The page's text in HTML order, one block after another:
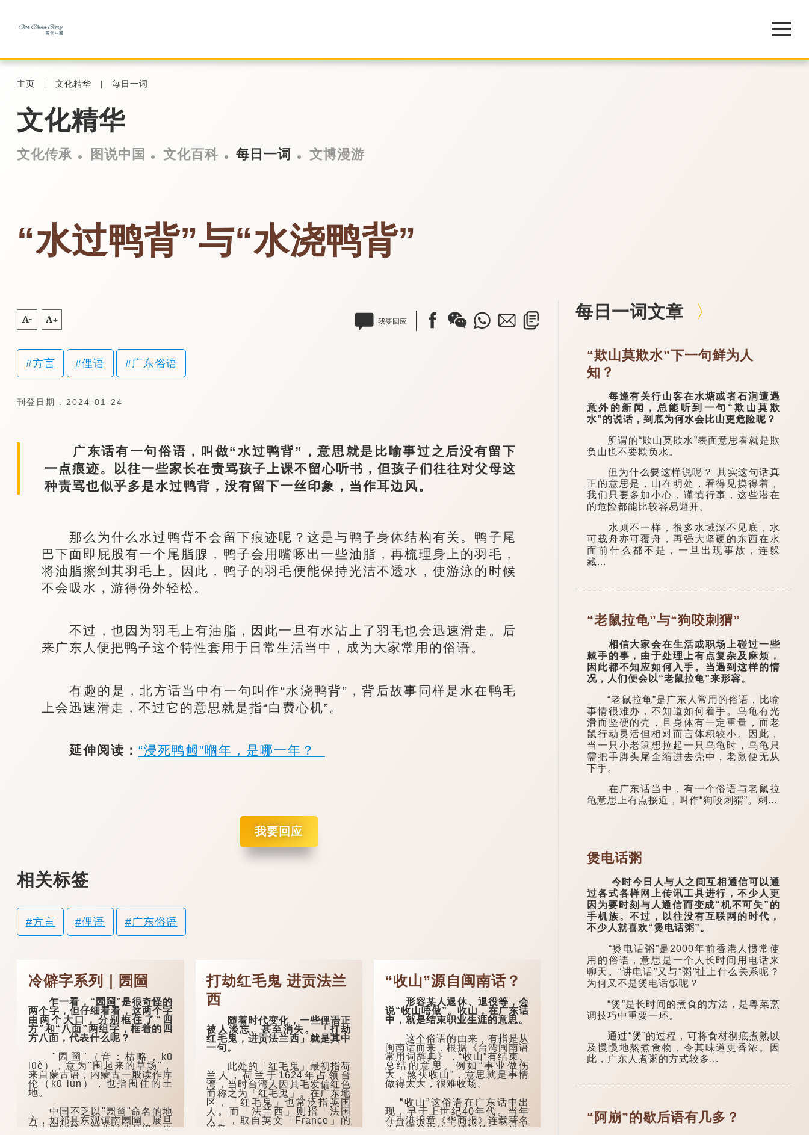
主页 文化精华 每日一词
文化精华
文化传承 图说中国 文化百科 每日一词 文博漫游
“水过鸭背”与“水浇鸭背”
A- A+ 我要回应
方言 俚语 广东俗语
刊登日期 : 2024-01-24
广东话有一句俗语，叫做“水过鸭背”，意思就是比喻事过之后没有留下
一点痕迹。以往一些家长在责骂孩子上课不留心听书，但孩子们往往对父母这
种责骂也似乎多是水过鸭背，没有留下一丝印象，当作耳边风。
那么为什么水过鸭背不会留下痕迹呢？这是与鸭子身体结构有关。鸭子尾
巴下面即屁股有一个尾脂腺，鸭子会用嘴啄出一些油脂，再梳理身上的羽毛，
将油脂擦到其羽毛上。因此，鸭子的羽毛便能保持光洁不透水，使游泳的时候
不会吸水，游得份外轻松。
不过，也因为羽毛上有油脂，因此一旦有水沾上了羽毛也会迅速滑走。后
来广东人便把鸭子这个特性套用于日常生活当中，成为大家常用的俗语。
有趣的是，北方话当中有一句叫作“水浇鸭背”，背后故事同样是水在鸭毛
上会迅速滑走，不过它的意思就是指“白费心机”。
延伸阅读： “浸死鸭乸”嗰年，是哪一年？
我要回应
相关标签
方言 俚语 广东俗语
冷僻字系列｜圐圙
乍一看，“圐圙”是很奇怪的
两个字，但仔细看看，这两个字
由两个大口，分别框住了“四
方”和“八面”两组字，框着的四
方八面，代表什么呢？
"圐圙"（音：枯略，kū
lüè），意为"围起来的草场"，
来自蒙古语，内蒙古一般读作库
伦（kū lun），也指围住的土
地。
中国不乏以"圐圙"命名的地
方，如祁县东观镇南圐圙、展旦
召大圐圙等；河北张北县境内也
打劫红毛鬼 进贡法兰
西
随着时代变化，一些俚语正
被人淡忘、甚至消失。 「打劫
红毛鬼，进贡法兰西」就是其中
一句。
此处的「红毛鬼」最初指荷
兰人，荷兰于1624年占领台
湾，当时台湾人因其毛发偏红色
而称之为「红毛鬼」。在广东地
区，「红毛鬼」也常泛指英国
人。而「法兰西」则指「法国
人」，取自英文「France」的
译音。
“收山”源自闽南话？
形容某人退休、退役等，会
说“收山唔做”。收山，在广东话
中，就是结束职业生涯的意思。
这个俗语的由来，有指是从
闽南话而来，根据《台湾闽南语
常用词辞典》，“收山”有结束、
总结的意思。例如“事业做伤
大，煞袂收山”，意思就是事情
做得太大，很难收场。
“收山”这俗语在广东话中出
现，早于上世纪40年代。当年
在香港报章《华商报》连载著名
作家黄谷柳的《虾球传》，当中
每日一词文章
“欺山莫欺水”下一句鲜为人
知？
每逢有关行山客在水塘或者石涧遭遇
意外的新闻，总能听到一句“欺山莫欺
水”的说话，到底为何水会比山更危险呢？
所谓的“欺山莫欺水”表面意思看就是欺
负山也不要欺负水。
但为什么要这样说呢？ 其实这句话真
正的意思是，山在明处，看得见摸得着，
我们只要多加小心，谨慎行事，这些潜在
的危险都能比较容易避开。
水则不一样，很多水域深不见底，水
可载舟亦可覆舟，再强大坚硬的东西在水
面前什么都不是，一旦出现事故，连躲
藏...
“老鼠拉龟”与“狗咬刺猬”
相信大家会在生活或职场上碰过一些
棘手的事，由于处理上有点复杂及麻烦，
因此都不知应如何入手。当遇到这样的情
况，人们便会以“老鼠拉龟”来形容。
“老鼠拉龟”是广东人常用的俗语，比喻
事情很难办，不知道如何着手。乌龟有光
滑而坚硬的壳，且身体有一定重量，而老
鼠行动灵活但相对而言体积较小。因此，
当一只小老鼠想拉起一只乌龟时，乌龟只
需把手脚头尾全缩进去壳中，老鼠便无从
下手。
在广东话当中，有一个俗语与老鼠拉
龟意思上有点接近，叫作“狗咬刺猬”。刺...
煲电话粥
今时今日人与人之间互相通信可以通
过各式各样网上传讯工具进行，不少人更
因为要时刻与人通信而变成“机不可失”的
手机族。不过，以往没有互联网的时代，
不少人就喜欢“煲电话粥”。
“煲电话粥”是2000年前香港人惯常使
用的俗语，意思是一个人长时间用电话来
聊天。“讲电话”又与“粥”扯上什么关系呢？
为何又不是煲电话饭呢？
“煲”是长时间的煮食的方法，是粤菜烹
调技巧中重要一环。
通过“煲”的过程，可将食材彻底煮熟以
及慢慢地熬煮食物，令其味道更香浓。因
此，广东人煮粥的方式较多...
“阿崩”的歇后语有几多？